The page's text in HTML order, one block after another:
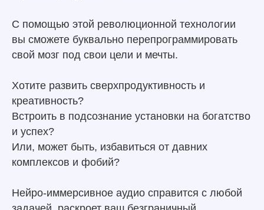
С помощью этой революционной технологии
вы сможете буквально перепрограммировать
свой мозг под свои цели и мечты.
Хотите развить сверхпродуктивность и
креативность?
Встроить в подсознание установки на богатство
и успех?
Или, может быть, избавиться от давних
комплексов и фобий?
Нейро-иммерсивное аудио справится с любой